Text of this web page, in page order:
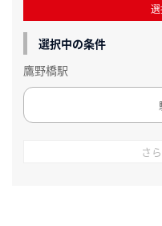
選択中の条件
鷹野橋駅
さ